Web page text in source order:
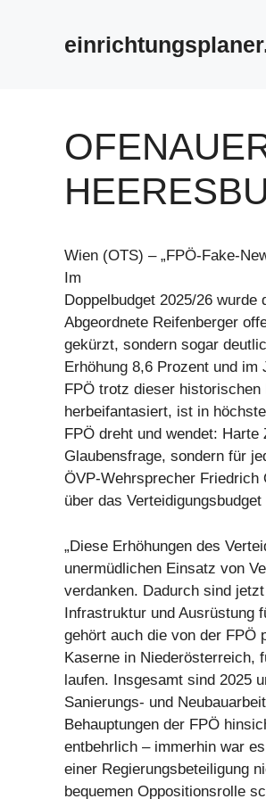
Wien (OTS) – „FPÖ-Fake-
Im
Doppelbudget 2025/26
Abgeordnete Reifenberger
gekürzt, sondern sogar
Erhöhung 8,6 Prozent und
FPÖ trotz dieser historischen
herbeifantasiert, ist in
FPÖ dreht und wendet:
Glaubensfrage, sondern für
ÖVP-Wehrsprecher Friedrich
über das
„Diese Erhöhungen des
unermüdlichen Einsatz von
verdanken. Dadurch sind
Infrastruktur und Ausrüstung
gehört auch die von der
Kaserne in Niederösterreich,
laufen. Insgesamt sind 2025
Sanierungs- und
Behauptungen der FPÖ
entbehrlich – immerhin war
einer Regierungsbeteiligung
bequemen Oppositionsrolle